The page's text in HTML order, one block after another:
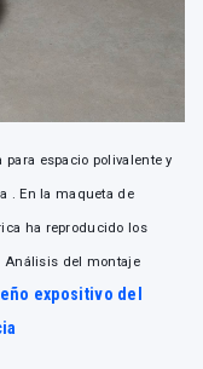
espacio polivalente y
. En la maqueta de
ha reproducido los
Análisis del montaje
expositivo del